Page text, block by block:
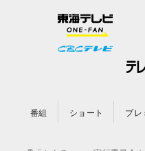
番組 ショート プレ